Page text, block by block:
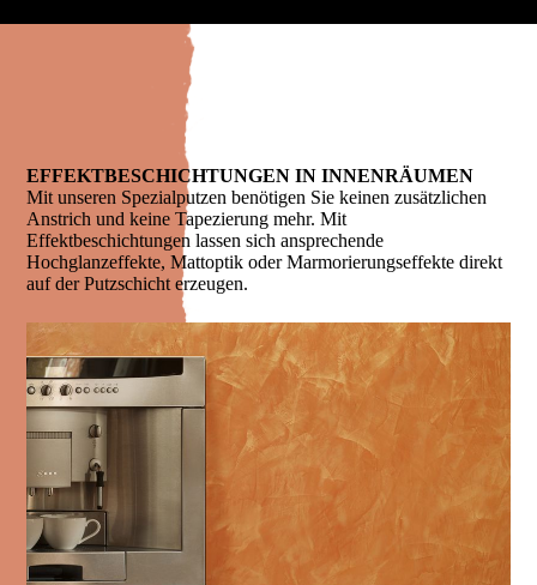
EFFEKTBESCHICHTUNGEN IN INNENRÄUMEN
Mit unseren Spezialputzen benötigen Sie keinen zusätzlichen
Anstrich und keine Tapezierung mehr. Mit
Effektbeschichtungen lassen sich ansprechende
Hochglanzeffekte, Mattoptik oder Marmorierungseffekte direkt
auf der Putzschicht erzeugen.